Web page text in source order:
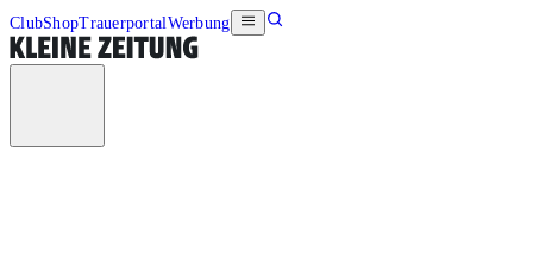
ClubShopTrauerportalWerbung